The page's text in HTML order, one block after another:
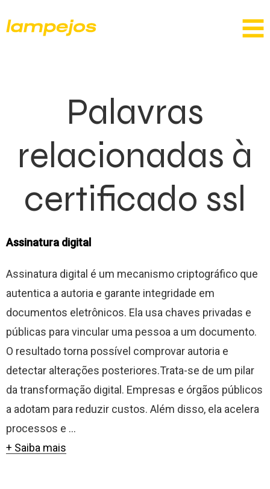
Palavras
relacionadas à
certificado ssl
Assinatura digital
Assinatura digital é um mecanismo criptográfico que
autentica a autoria e garante integridade em
documentos eletrônicos. Ela usa chaves privadas e
públicas para vincular uma pessoa a um documento.
O resultado torna possível comprovar autoria e
detectar alterações posteriores.Trata-se de um pilar
da transformação digital. Empresas e órgãos públicos
a adotam para reduzir custos. Além disso, ela acelera
processos e ...
+ Saiba mais